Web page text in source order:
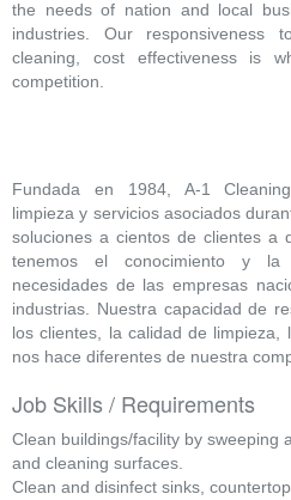
the needs of nation and local
industries. Our responsiveness
cleaning, cost effectiveness is
competition.
Fundada en 1984, A-1
limpieza y servicios asociados
soluciones a cientos de clientes a
tenemos el conocimiento y
necesidades de las empresas
industrias. Nuestra capacidad de
los clientes, la calidad de
nos hace diferentes de nuestra
Job Skills / Requirements
Clean buildings/facility by sweeping
and cleaning surfaces.
Clean and disinfect sinks,